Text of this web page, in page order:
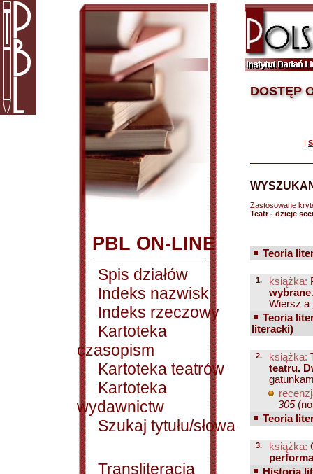
PBL ON-LINE
Spis działów
Indeks nazwisk
Indeks rzeczowy
Kartoteka
czasopism
Kartoteka teatrów
Kartoteka
wydawnictw
Szukaj tytułu/słowa
Transliteracja
DOSTĘP
|
Zastosowane
Teatr - dzieje
Teoria
1. książka:
wybrane
Wiersz a
Teoria
literacki)
2. książka:
teatru.
305
Teoria
3. książka: